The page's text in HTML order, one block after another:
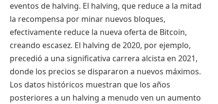
eventos de halving. El halving, que reduce a la mitad
la recompensa por minar nuevos bloques,
efectivamente reduce la nueva oferta de Bitcoin,
creando escasez. El halving de 2020, por ejemplo,
precedió a una significativa carrera alcista en 2021,
donde los precios se dispararon a nuevos máximos.
Los datos históricos muestran que los años
posteriores a un halving a menudo ven un aumento